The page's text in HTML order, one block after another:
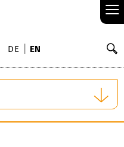
≡
DE EN